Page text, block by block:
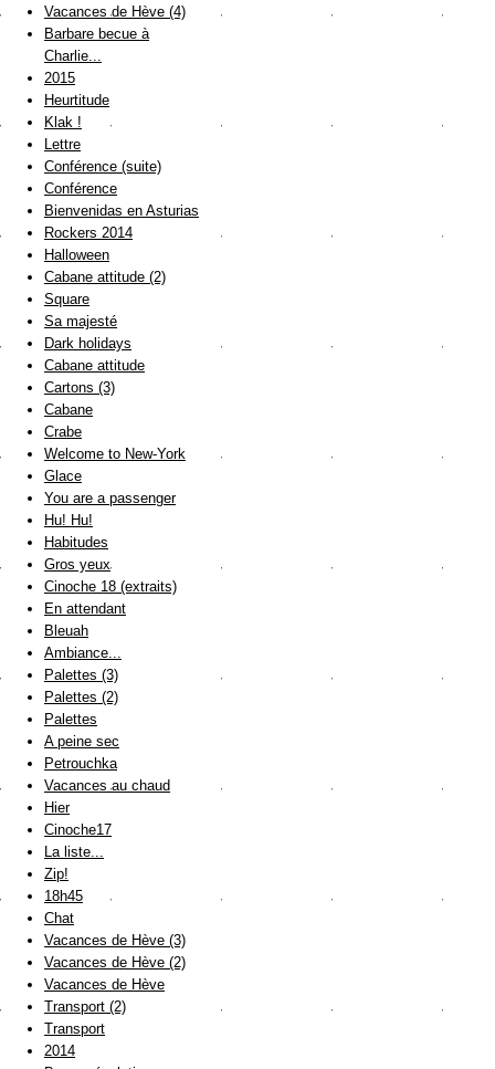
Vacances de Hève (4)
Barbare becue à
Charlie...
2015
Heurtitude
Klak !
Lettre
Conférence (suite)
Conférence
Bienvenidas en Asturias
Rockers 2014
Halloween
Cabane attitude (2)
Square
Sa majesté
Dark holidays
Cabane attitude
Cartons (3)
Cabane
Crabe
Welcome to New-York
Glace
You are a passenger
Hu! Hu!
Habitudes
Gros yeux
Cinoche 18 (extraits)
En attendant
Bleuah
Ambiance...
Palettes (3)
Palettes (2)
Palettes
A peine sec
Petrouchka
Vacances au chaud
Hier
Cinoche17
La liste...
Zip!
18h45
Chat
Vacances de Hève (3)
Vacances de Hève (2)
Vacances de Hève
Transport (2)
Transport
2014